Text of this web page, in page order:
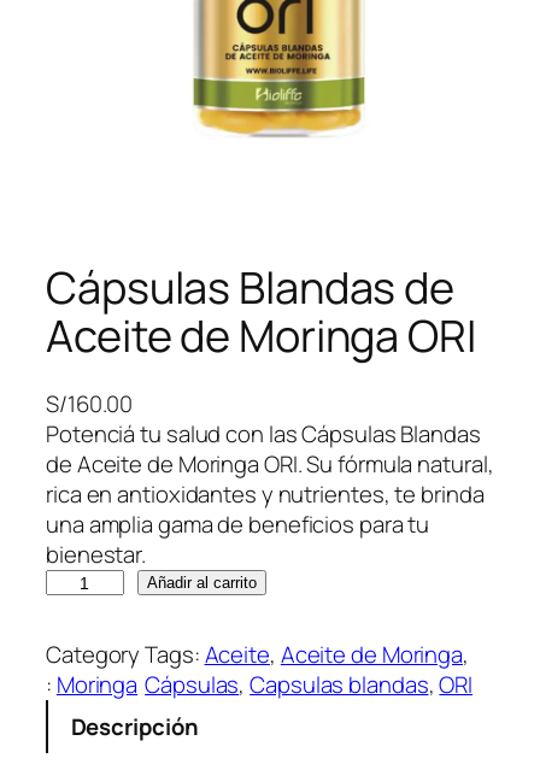
Cápsulas Blandas de
Aceite de Moringa ORI
S/160.00
Potenciá tu salud con las Cápsulas Blandas
de Aceite de Moringa ORI. Su fórmula natural,
rica en antioxidantes y nutrientes, te brinda
una amplia gama de beneficios para tu
bienestar.
p
s
u
Añadir al carrito
Category
: Moringa
Tags:Aceite, Aceite de Moringa
Cápsulas, Capsulas blandas, ORI
Descripción